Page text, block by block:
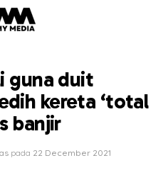
guna duit
kereta ‘total
banjir
pada 22 December 2021